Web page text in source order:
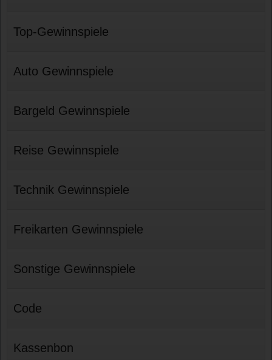
Top-Gewinnspiele
Auto Gewinnspiele
Bargeld Gewinnspiele
Reise Gewinnspiele
Technik Gewinnspiele
Freikarten Gewinnspiele
Sonstige Gewinnspiele
Code
Kassenbon